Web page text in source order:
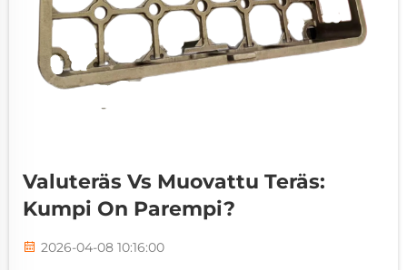
Valuteräs Vs Muovattu Teräs:
Kumpi On Parempi?
2026-04-08 10:16:00